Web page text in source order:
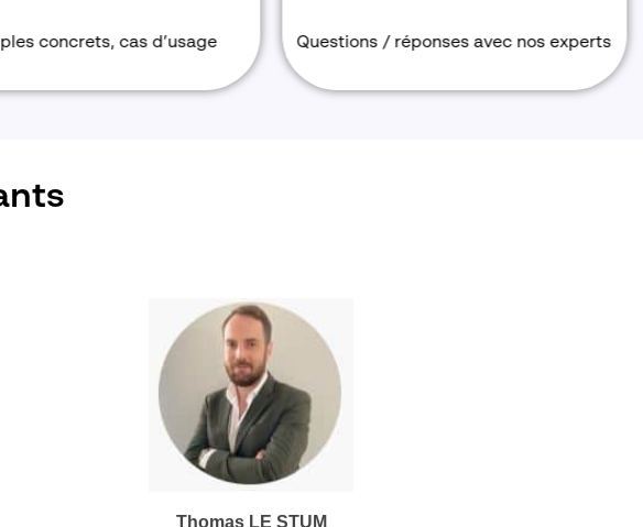
concrets, cas d’usage Questions / réponses avec nos experts
Thomas LE STUM